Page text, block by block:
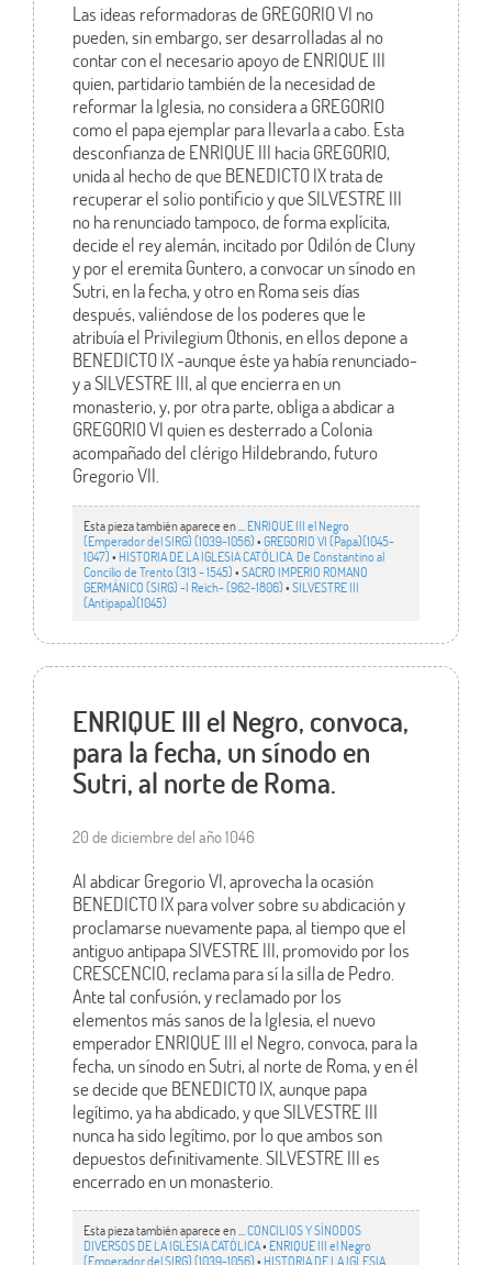
Las ideas reformadoras de GREGORIO VI no
pueden, sin embargo, ser desarrolladas al no
contar con el necesario apoyo de ENRIQUE III
quien, partidario también de la necesidad de
reformar la Iglesia, no considera a GREGORIO
como el papa ejemplar para llevarla a cabo. Esta
desconfianza de ENRIQUE III hacia GREGORIO,
unida al hecho de que BENEDICTO IX trata de
recuperar el solio pontificio y que SILVESTRE III
no ha renunciado tampoco, de forma explícita,
decide el rey alemán, incitado por Odilón de Cluny
y por el eremita Guntero, a convocar un sínodo en
Sutri, en la fecha, y otro en Roma seis días
después, valiéndose de los poderes que le
atribuía el Privilegium Othonis, en ellos depone a
BENEDICTO IX -aunque éste ya había renunciado-
y a SILVESTRE III, al que encierra en un
monasterio, y, por otra parte, obliga a abdicar a
GREGORIO VI quien es desterrado a Colonia
acompañado del clérigo Hildebrando, futuro
Gregorio VII.
Esta pieza también aparece en ... ENRIQUE III el Negro
(Emperador del SIRG) (1039-1056)•GREGORIO VI (Papa)(1045-
1047)• HISTORIA DE LA IGLESIA CATÓLICA. De Constantino al
Concilio de Trento (313 - 1545)•SACRO IMPERIO ROMANO
GERMÁNICO (SIRG) -I Reich- (962-1806)•SILVESTRE III
(Antipapa)(1045)
ENRIQUE III el Negro, convoca,
para la fecha, un sínodo en
Sutri, al norte de Roma.
20 de diciembre del año 1046
Al abdicar Gregorio VI, aprovecha la ocasión
BENEDICTO IX para volver sobre su abdicación y
proclamarse nuevamente papa, al tiempo que el
antiguo antipapa SIVESTRE III, promovido por los
CRESCENCIO, reclama para sí la silla de Pedro.
Ante tal confusión, y reclamado por los
elementos más sanos de la Iglesia, el nuevo
emperador ENRIQUE III el Negro, convoca, para la
fecha, un sínodo en Sutri, al norte de Roma, y en él
se decide que BENEDICTO IX, aunque papa
legítimo, ya ha abdicado, y que SILVESTRE III
nunca ha sido legítimo, por lo que ambos son
depuestos definitivamente. SILVESTRE III es
encerrado en un monasterio.
Esta pieza también aparece en ... CONCILIOS Y SÍNODOS
DIVERSOS DE LA IGLESIA CATÓLICA• ENRIQUE III el Negro
(Emperador del SIRG) (1039-1056)• HISTORIA DE LA IGLESIA